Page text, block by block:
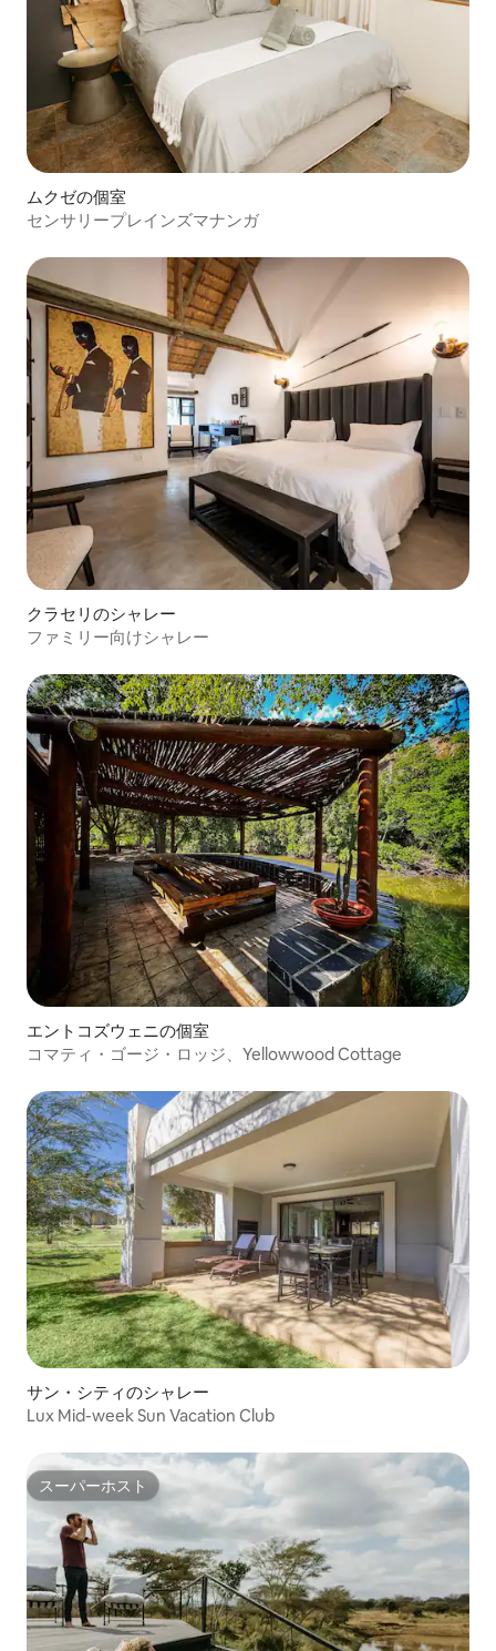
ムクゼの個室
センサリープレインズマナンガ
クラセリのシャレー
ファミリー向けシャレー
エントコズウェニの個室
コマティ・ゴージ・ロッジ、Yellowwood Cottage
サン・シティのシャレー
Lux Mid-week Sun Vacation Club
スーパーホスト
スーパーホスト